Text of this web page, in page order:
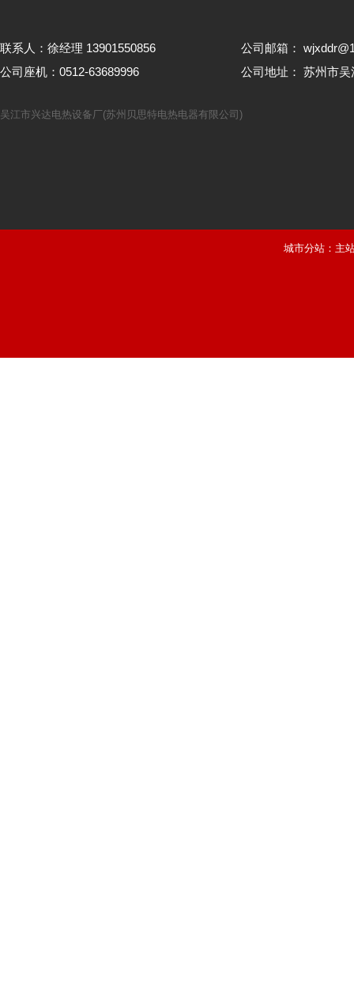
联系人：徐经理 13901550856
公司邮箱：
公司座机：0512-63689996
公司地址： 苏州市
吴江市兴达电热设备厂(苏州贝思特电热电器有限公司)
城市分站： 主